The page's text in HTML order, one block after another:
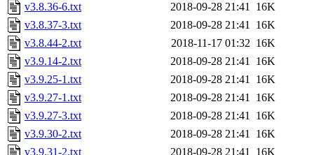
v3.8.36-6.txt
2018-09-28 21:41 16K
v3.8.37-3.txt
2018-09-28 21:41 16K
v3.8.44-2.txt
2018-11-17 01:32 16K
v3.9.14-2.txt
2018-09-28 21:41 16K
v3.9.25-1.txt
2018-09-28 21:41 16K
v3.9.27-1.txt
2018-09-28 21:41 16K
v3.9.27-3.txt
2018-09-28 21:41 16K
v3.9.30-2.txt
2018-09-28 21:41 16K
v3.9.31-2.txt
2018-09-28 21:41 16K